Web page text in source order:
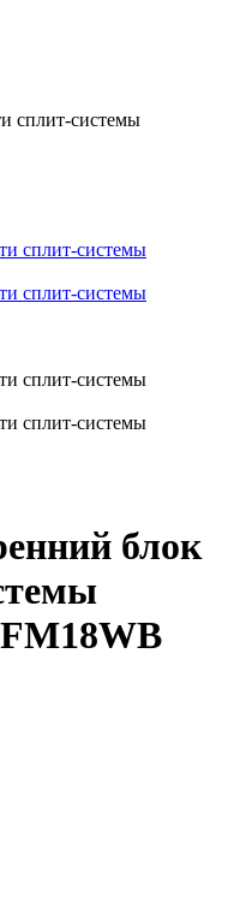
сплит-системы
блок